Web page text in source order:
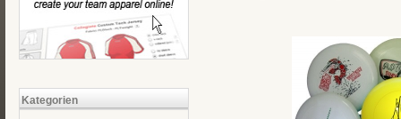
Kategorien